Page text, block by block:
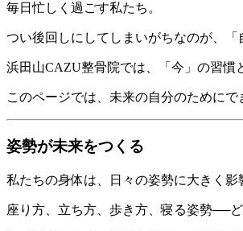
毎日忙しく過ごす私たち。
つい後回しにしてしまいがちなのが、「
浜田山CAZU整骨院では、「今」の習慣
このページでは、未来の自分のために
姿勢が未来をつくる
私たちの身体は、日々の姿勢に大きく影
座り方、立ち方、歩き方、寝る姿勢──